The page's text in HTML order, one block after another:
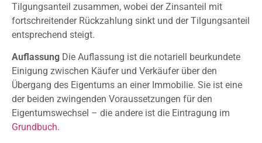
Tilgungsanteil zusammen, wobei der Zinsanteil mit
fortschreitender Rückzahlung sinkt und der Tilgungsanteil
entsprechend steigt.
Auflassung Die Auflassung ist die notariell beurkundete
Einigung zwischen Käufer und Verkäufer über den
Übergang des Eigentums an einer Immobilie. Sie ist eine
der beiden zwingenden Voraussetzungen für den
Eigentumswechsel – die andere ist die Eintragung im
Grundbuch.